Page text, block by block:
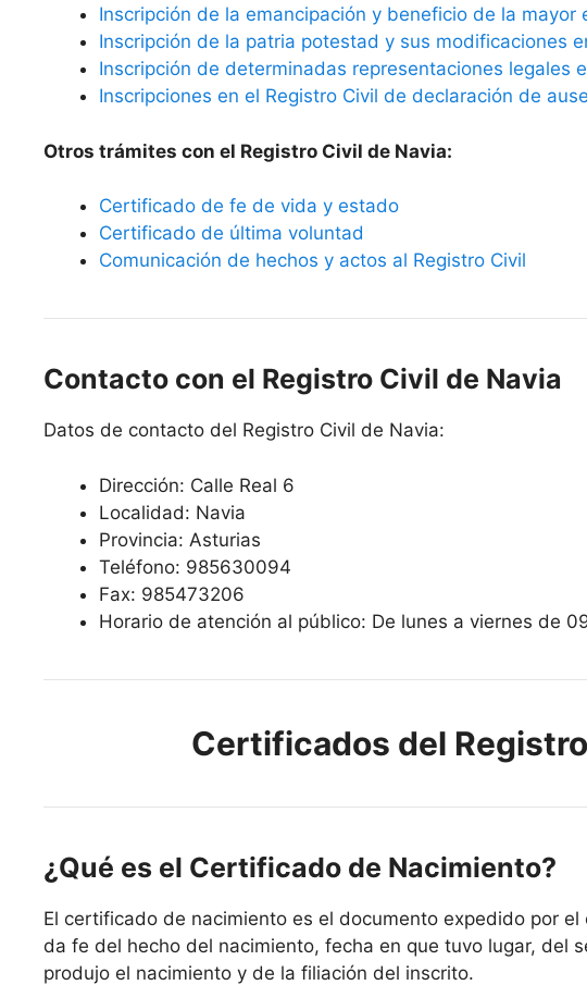
Inscripción de la emancipación y beneficio de la mayor
Inscripción de la patria potestad y sus modificaciones
Inscripción de determinadas representaciones legales
Inscripciones en el Registro Civil de declaración de
Otros trámites con el Registro Civil de Navia:
Certificado de fe de vida y estado
Certificado de última voluntad
Comunicación de hechos y actos al Registro Civil
Contacto con el Registro Civil de Navia
Datos de contacto del Registro Civil de Navia:
Dirección: Calle Real 6
Localidad: Navia
Provincia: Asturias
Teléfono: 985630094
Fax: 985473206
Horario de atención al público: De lunes a viernes de
Certificados del
¿Qué es el Certificado de Nacimiento?
El certificado de nacimiento es el documento expedido por
da fe del hecho del nacimiento, fecha en que tuvo lugar, del
produjo el nacimiento y de la filiación del inscrito.